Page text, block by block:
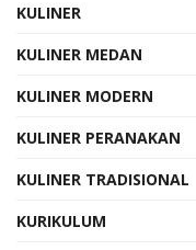
KULINER
KULINER MEDAN
KULINER MODERN
KULINER PERANAKAN
KULINER TRADISIONAL
KURIKULUM